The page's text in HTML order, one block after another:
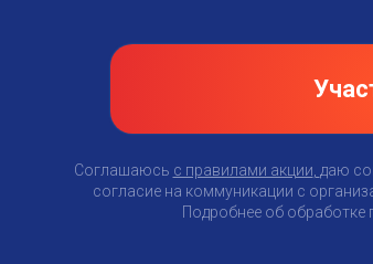
Соглашаюсь с правилами акции даю
согласие на коммуникации с
Подробнее об обработке